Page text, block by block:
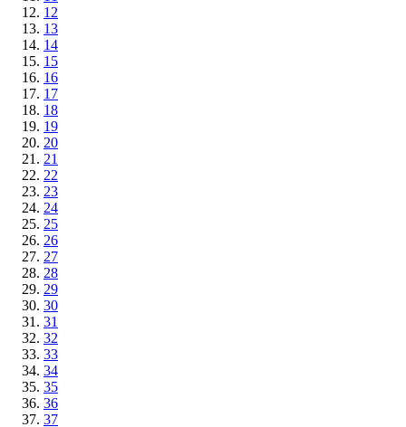
12
13
14
15
16
17
18
19
20
21
22
23
24
25
26
27
28
29
30
31
32
33
34
35
36
37